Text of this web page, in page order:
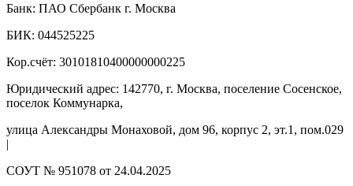
Банк: ПАО Сбербанк г. Москва
БИК: 044525225
Кор.счёт: 30101810400000000225
Юридический адрес: 142770, г. Москва, поселение Сосенское,
поселок Коммунарка,
улица Александры Монаховой, дом 96, корпус 2, эт.1, пом.029
|
СОУТ № 951078 от 24.04.2025